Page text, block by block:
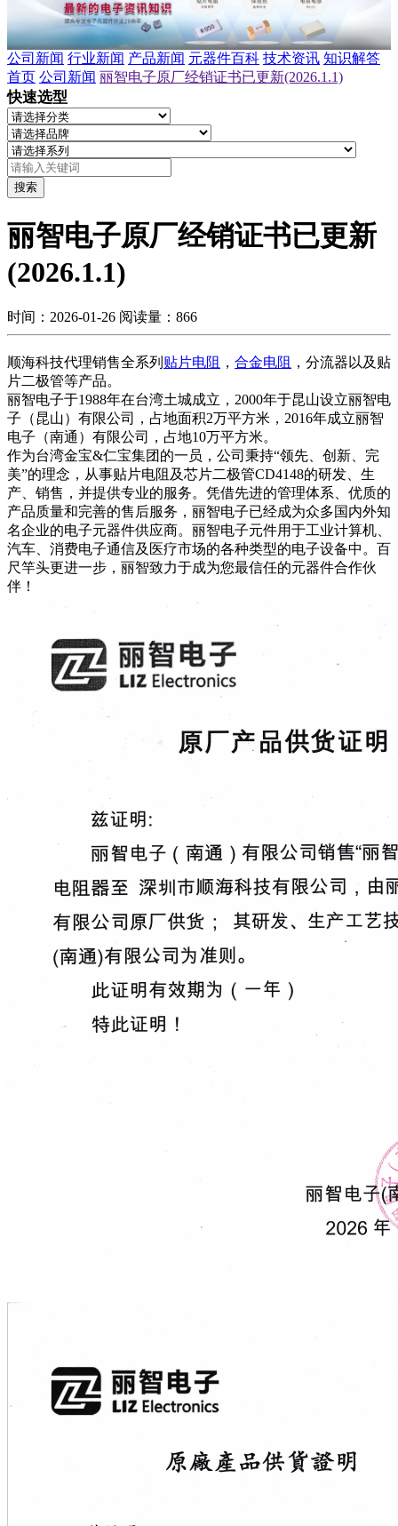
公司新闻 行业新闻 产品新闻 元器件百科 技术资讯 知识解答
首页 公司新闻 丽智电子原厂经销证书已更新(2026.1.1)
快速选型
搜索
丽智电子原厂经销证书已更新
(2026.1.1)
时间：2026-01-26 阅读量：866
顺海科技代理销售全系列 贴片电阻 ， 合金电阻 ，分流器以及贴
片二极管等产品。
丽智电子于1988年在台湾土城成立，2000年于昆山设立丽智电
子（昆山）有限公司，占地面积2万平方米，2016年成立丽智
电子（南通）有限公司，占地10万平方米。
作为台湾金宝&仁宝集团的一员，公司秉持“领先、创新、完
美”的理念，从事贴片电阻及芯片二极管CD4148的研发、生
产、销售，并提供专业的服务。凭借先进的管理体系、优质的
产品质量和完善的售后服务，丽智电子已经成为众多国内外知
名企业的电子元器件供应商。丽智电子元件用于工业计算机、
汽车、消费电子通信及医疗市场的各种类型的电子设备中。百
尺竿头更进一步，丽智致力于成为您最信任的元器件合作伙
伴！